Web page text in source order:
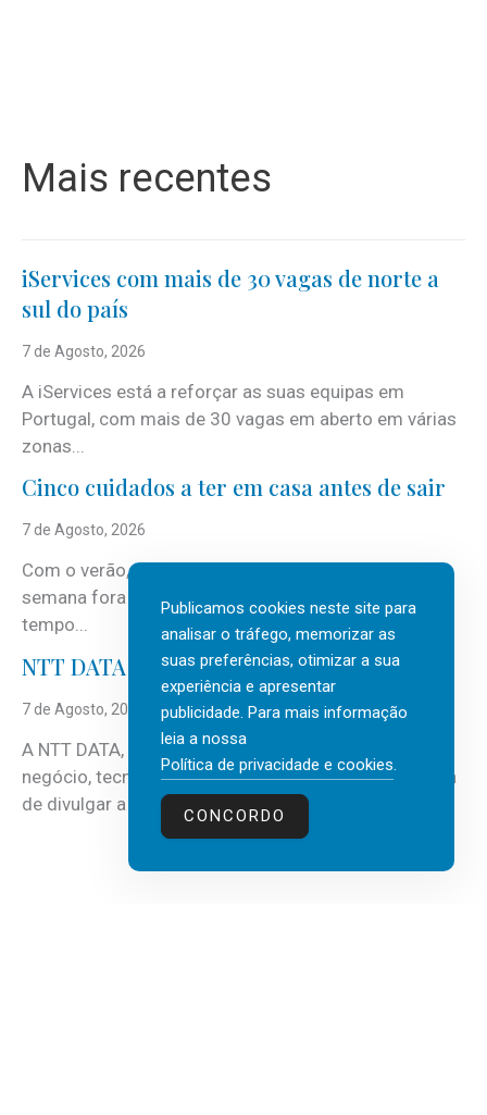
Mais recentes
iServices com mais de 30 vagas de norte a
sul do país
7 de Agosto, 2026
A iServices está a reforçar as suas equipas em
Portugal, com mais de 30 vagas em aberto em várias
zonas...
Cinco cuidados a ter em casa antes de sair
7 de Agosto, 2026
Com o verão, chegam também as férias, os fins-de-
semana fora e os dias em que a casa fica mais
tempo...
NTT DATA Insurtech Global Outlook 2026
7 de Agosto, 2026
A NTT DATA, consultora global em serviços de
negócio, tecnologia e inteligência artificial (IA), acaba
de divulgar a mais recente...
Publicamos cookies neste site para
analisar o tráfego, memorizar as
suas preferências, otimizar a sua
experiência e apresentar
publicidade. Para mais informação
leia a nossa
Política de privacidade e cookies.
CONCORDO